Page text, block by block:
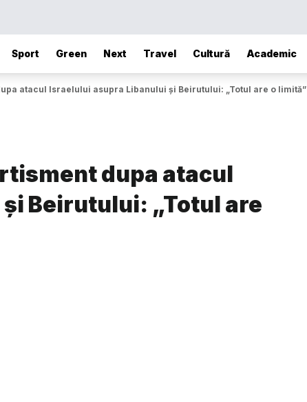
Sport Green Next Travel Cultură Academic
atacul Israelului asupra Libanului și Beirutului: „Totul are o limită”
dupa atacul
Beirutului: „Totul are